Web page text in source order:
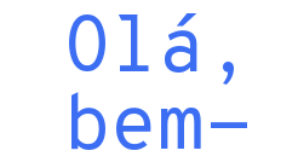
Olá,
bem-